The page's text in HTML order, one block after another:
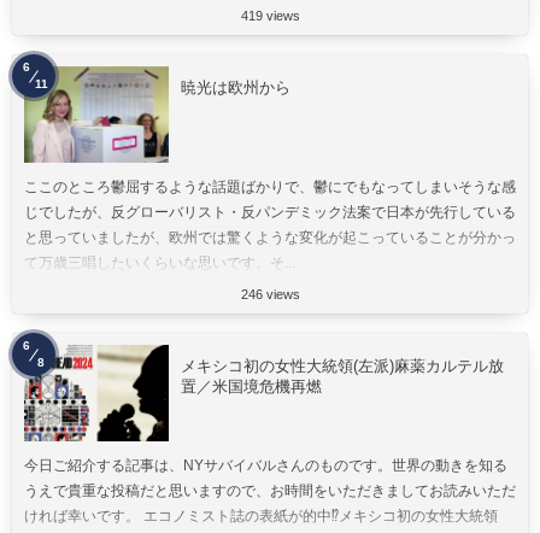
419 views
暁光は欧州から
ここのところ鬱屈するような話題ばかりで、鬱にでもなってしまいそうな感
じでしたが、反グローバリスト・反パンデミック法案で日本が先行している
と思っていましたが、欧州では驚くような変化が起こっていることが分かっ
て万歳三唱したいくらいな思いです。そ...
246 views
6
11
メキシコ初の女性大統領(左派)麻薬カルテル放
置／米国境危機再燃
今日ご紹介する記事は、NYサバイバルさんのものです。世界の動きを知る
うえで貴重な投稿だと思いますので、お時間をいただきましてお読みいただ
ければ幸いです。 エコノミスト誌の表紙が的中⁉︎メキシコ初の女性大統領
6
8